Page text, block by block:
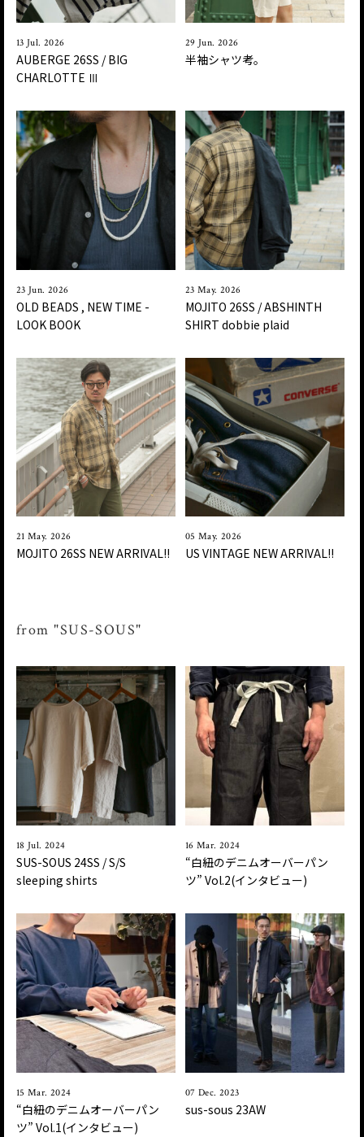
13 Jul. 2026
AUBERGE 26SS / BIG
CHARLOTTE Ⅲ
29 Jun. 2026
半袖シャツ考。
23 Jun. 2026
OLD BEADS , NEW TIME -
LOOK BOOK
23 May. 2026
MOJITO 26SS / ABSHINTH
SHIRT dobbie plaid
21 May. 2026
MOJITO 26SS NEW ARRIVAL!!
05 May. 2026
US VINTAGE NEW ARRIVAL!!
from "SUS-SOUS"
18 Jul. 2024
SUS-SOUS 24SS / S/S
sleeping shirts
16 Mar. 2024
“白紐のデニムオーバーパン
ツ” Vol.2(インタビュー)
15 Mar. 2024
“白紐のデニムオーバーパン
ツ” Vol.1(インタビュー)
07 Dec. 2023
sus-sous 23AW